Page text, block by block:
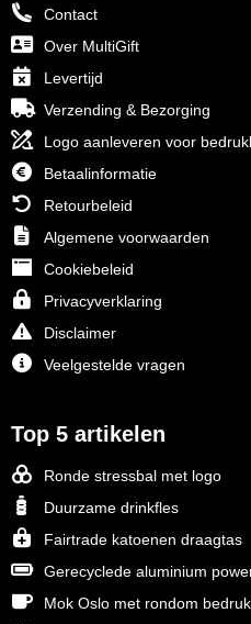
Contact
Over MultiGift
Levertijd
Verzending & Bezorging
Logo aanleveren voor
Betaalinformatie
Retourbeleid
Algemene voorwaarden
Cookiebeleid
Privacyverklaring
Disclaimer
Veelgestelde vragen
Top 5 artikelen
Ronde stressbal met logo
Duurzame drinkfles
Fairtrade katoenen draagtas
Gerecyclede aluminium
Mok Oslo met rondom